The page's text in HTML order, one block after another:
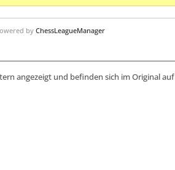
byChessLeagueManager
angezeigt und befinden sich im Original auf